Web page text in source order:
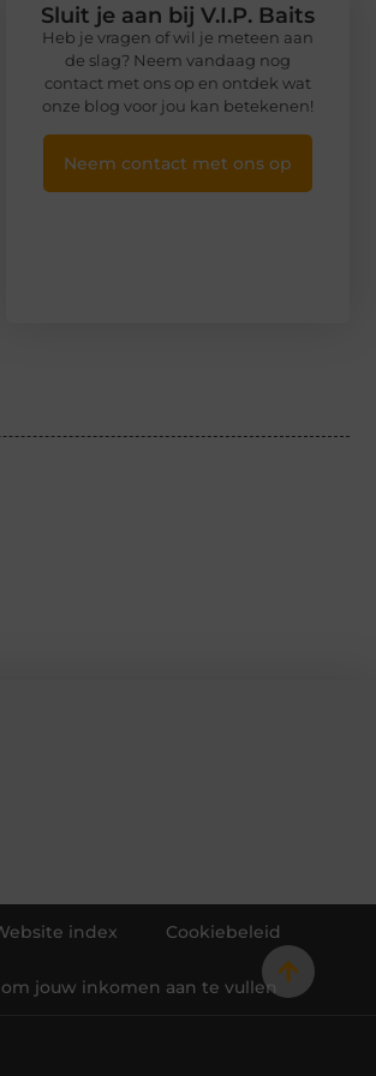
Sluit je aan bij V.I.P. Baits
Heb je vragen of wil je meteen aan
de slag? Neem vandaag nog
contact met ons op en ontdek wat
onze blog voor jou kan betekenen!
Neem contact met ons op
index Cookiebeleid
jouw inkomen aan te vullen